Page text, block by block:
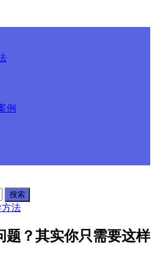
例
搜索
法
题？其实你只需要这样